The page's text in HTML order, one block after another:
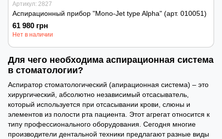
Артикул: 2827
Аспирационный прибор "Mono-Jet type Alpha" (арт. 010051)
61 980 грн
Нет в наличии
Для чего необходима аспирационная система
в стоматологии?
Аспиратор стоматологический (апирационная система) – это
хирургический, абсолютно независимый отсасыватель,
который используется при отсасывании крови, слюны и
элементов из полости рта пациента. Этот агрегат относится к
типу профессионального оборудования. Сегодня многие
производители дентальной техники предлагают разные виды